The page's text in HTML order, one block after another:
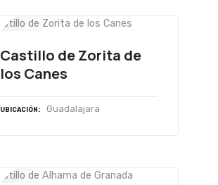
Castillo de Zorita de
los Canes
UBICACIÓN Guadalajara